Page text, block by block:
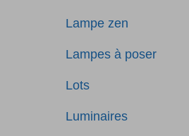
Lampe zen
Lampes à poser
Lots
Luminaires